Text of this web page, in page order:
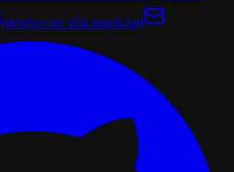
(ανοίγει σε νέα καρτέλα)